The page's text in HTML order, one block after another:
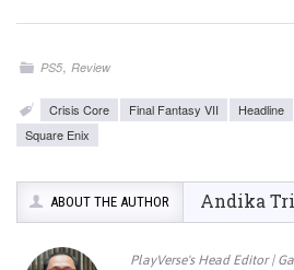
PS5,Review
Crisis Core Final Fantasy VII Headline
Square Enix
ABOUT THE AUTHOR Andika
PlayVerse's Head Editor |